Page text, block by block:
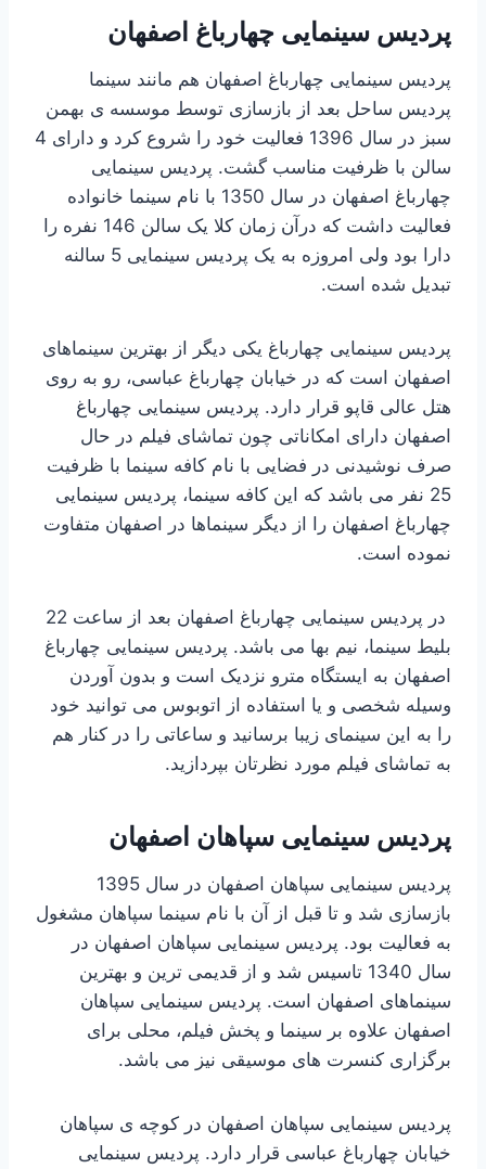
پردیس سینمایی چهارباغ اصفهان
پردیس سینمایی چهارباغ اصفهان هم مانند سینما
پردیس ساحل بعد از بازسازی توسط موسسه ی بهمن
سبز در سال 1396 فعالیت خود را شروع کرد و دارای 4
سالن با ظرفیت مناسب گشت. پردیس سینمایی
چهارباغ اصفهان در سال 1350 با نام سینما خانواده
فعالیت داشت که درآن زمان کلا یک سالن 146 نفره را
دارا بود ولی امروزه به یک پردیس سینمایی 5 سالنه
تبدیل شده است.
پردیس سینمایی چهارباغ یکی دیگر از بهترین سینماهای
اصفهان است که در خیابان چهارباغ عباسی، رو به روی
هتل عالی قاپو قرار دارد. پردیس سینمایی چهارباغ
اصفهان دارای امکاناتی چون تماشای فیلم در حال
صرف نوشیدنی در فضایی با نام کافه سینما با ظرفیت
25 نفر می باشد که این کافه سینما، پردیس سینمایی
چهارباغ اصفهان را از دیگر سینماها در اصفهان متفاوت
نموده است.
در پردیس سینمایی چهارباغ اصفهان بعد از ساعت 22
بلیط سینما، نیم بها می باشد. پردیس سینمایی چهارباغ
اصفهان به ایستگاه مترو نزدیک است و بدون آوردن
وسیله شخصی و یا استفاده از اتوبوس می توانید خود
را به این سینمای زیبا برسانید و ساعاتی را در کنار هم
به تماشای فیلم مورد نظرتان بپردازید.
پردیس سینمایی سپاهان اصفهان
پردیس سینمایی سپاهان اصفهان در سال 1395
بازسازی شد و تا قبل از آن با نام سینما سپاهان مشغول
به فعالیت بود. پردیس سینمایی سپاهان اصفهان در
سال 1340 تاسیس شد و از قدیمی ترین و بهترین
سینماهای اصفهان است. پردیس سینمایی سپاهان
اصفهان علاوه بر سینما و پخش فیلم، محلی برای
برگزاری کنسرت های موسیقی نیز می باشد.
پردیس سینمایی سپاهان اصفهان در کوچه ی سپاهان
خیابان چهارباغ عباسی قرار دارد. پردیس سینمایی